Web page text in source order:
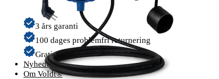
3 års garanti
100 dages problemfri returnering
Gratis fragt
Nyheder
Om Voldt®